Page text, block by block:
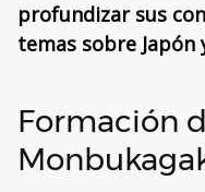
profundizar sus
temas sobre
Formación